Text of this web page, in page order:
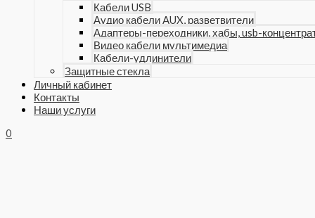
Кабели USB
Аудио кабели AUX, разветвители
Адаптеры-переходники, хабы, usb-
Видео кабели мультимедиа
Кабели-удлинители
Защитные стекла
Личный кабинет
Контакты
Наши услуги
0